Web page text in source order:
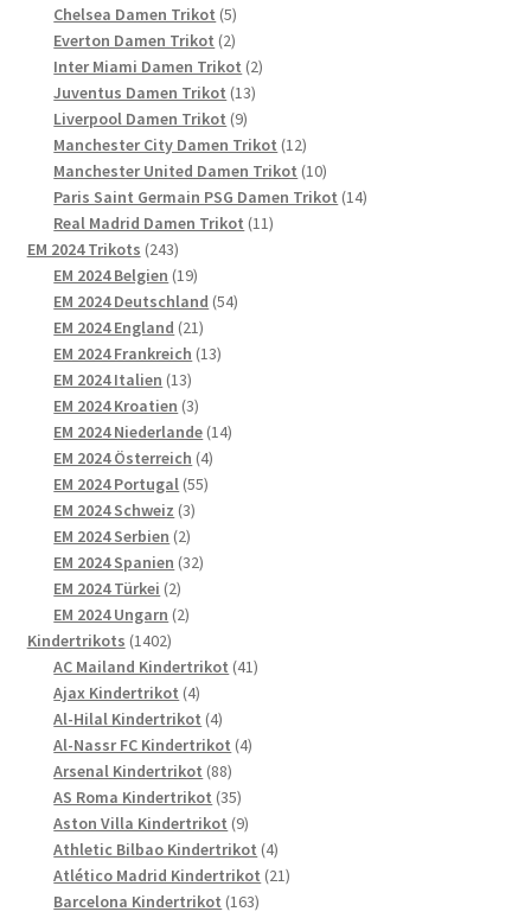
Chelsea Damen Trikot 55
Produkte
Everton Damen Trikot 22
Produkte
Inter Miami Damen Trikot 22
Juventus Damen Trikot 1313
Liverpool Damen Trikot 99
Produkte
Manchester City Damen Trikot 1212
Produkte
Manchester United Damen Trikot 1010
Produkte
Paris Saint Germain PSG Damen Trikot 1414
Real Madrid Damen Trikot 1111
EM 2024 Trikots 243243
Produkte
EM 2024 Belgien 1919
Produkte
EM 2024 Deutschland 5454
EM 2024 England 2121
Produkte
EM 2024 Frankreich 1313
EM 2024 Italien 1313
Produkte
EM 2024 Kroatien 33
Produkte
EM 2024 Niederlande 1414
EM 2024 Österreich 44
EM 2024 Portugal 5555
EM 2024 Schweiz 33
EM 2024 Serbien 22
Produkte
EM 2024 Spanien 3232
EM 2024 Türkei 22
Produkte
EM 2024 Ungarn 22
Kindertrikots 14021402
Produkte
AC Mailand Kindertrikot 4141
Ajax Kindertrikot 44
Produkte
Al-Hilal Kindertrikot 44
Produkte
Al-Nassr FC Kindertrikot 44
Arsenal Kindertrikot 8888
Produkte
AS Roma Kindertrikot 3535
Produkte
Aston Villa Kindertrikot 99
Produkte
Athletic Bilbao Kindertrikot 44
Produkte
Atlético Madrid Kindertrikot 2121
Barcelona Kindertrikot 163163